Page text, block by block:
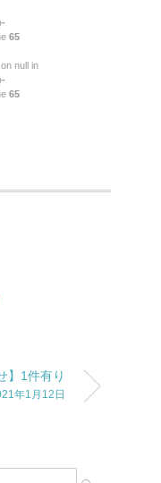
65
null in
65
】1件有り
年1月12日